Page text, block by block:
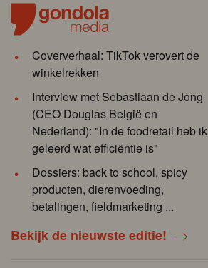
Coververhaal: TikTok verovert de
winkelrekken
Interview met Sebastiaan de Jong
(CEO Douglas België en
Nederland): "In de foodretail heb ik
geleerd wat efficiëntie is"
Dossiers: back to school, spicy
producten, dierenvoeding,
betalingen, fieldmarketing ...
Bekijk de nieuwste editie!